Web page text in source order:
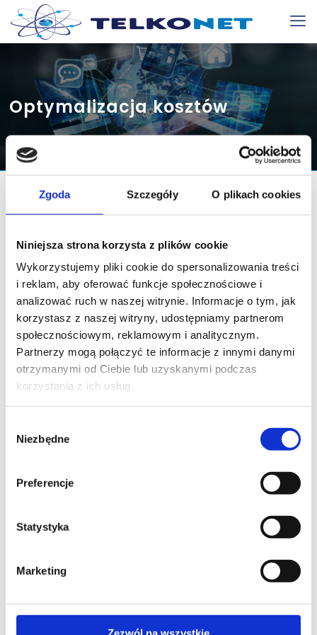
Zgoda Szczegóły O plikach cookies
Niniejsza strona korzysta z plików cookie
Wykorzystujemy pliki cookie do spersonalizowania treści
i reklam, aby oferować funkcje społecznościowe i
analizować ruch w naszej witrynie. Informacje o tym, jak
korzystasz z naszej witryny, udostępniamy partnerom
społecznościowym, reklamowym i analitycznym.
Partnerzy mogą połączyć te informacje z innymi danymi
otrzymanymi od Ciebie lub uzyskanymi podczas
korzystania z ich usług.
zgody
Niezbędne
Preferencje
Statystyka
Marketing
Optymalizacja kosztów
Telkonet
Paweł Nowak
+48 514 559 320
biuro@telkonet.pl
NA SKRÓTY
Kontakt
Obsługa IT placówek medycznych
Obsługa IT biur rachunkowych
Obsługa IT firm produkcyjnych